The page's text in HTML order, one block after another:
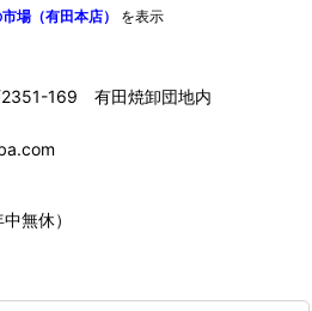
場（有田本店） を表示
2351-169 有田焼卸団地内
無休）